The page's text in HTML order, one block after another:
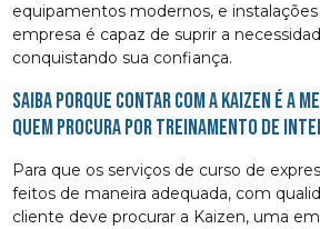
equipamentos modernos, e
empresa é capaz de suprir a
conquistando sua confiança.
Saiba porque contar com a Kaizen é a
quem procura por Treinamento de
Para que os serviços de curso de
feitos de maneira adequada, com
cliente deve procurar a Kaizen, uma